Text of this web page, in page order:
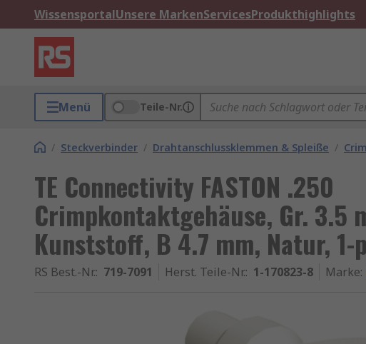
WissensportalUnsere MarkenServicesProdukthighlights
Menü Teile-Nr.
/ Steckverbinder / Drahtanschlussklemmen & Spleiße /
TE Connectivity FASTON .250
Crimpkontaktgehäuse, Gr. 3.5
Kunststoff, B 4.7 mm, Natur, 1-
RS Best.-Nr.: 719-7091 Herst. Teile-Nr.: 1-170823-8 Marke: